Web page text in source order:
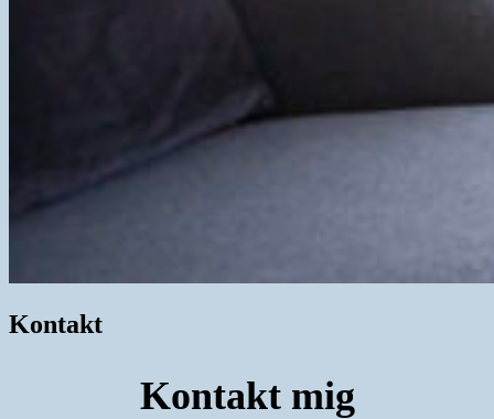
Kontakt
Kontakt mig